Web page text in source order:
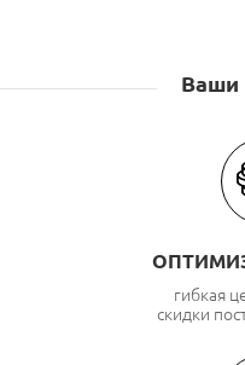
Ваши
гибкая
скидки